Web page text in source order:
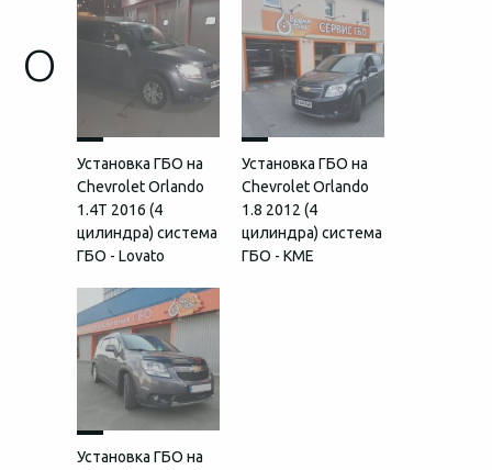
O
Установка ГБО на
Chevrolet Orlando
1.4T 2016 (4
цилиндра) система
ГБО - Lovato
Установка ГБО на
Chevrolet Orlando
1.8 2012 (4
цилиндра) система
ГБО - KME
Установка ГБО на